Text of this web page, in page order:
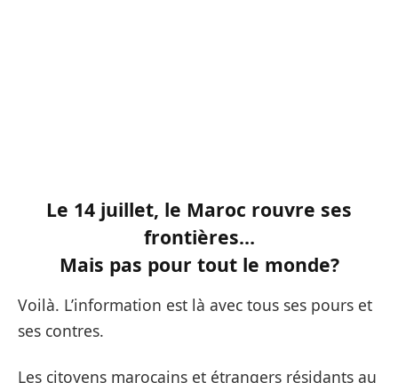
Le 14 juillet, le Maroc rouvre ses
frontières…
Mais pas pour tout le monde?
Voilà. L’information est là avec tous ses pours et
ses contres.
Les citoyens marocains et étrangers résidants au